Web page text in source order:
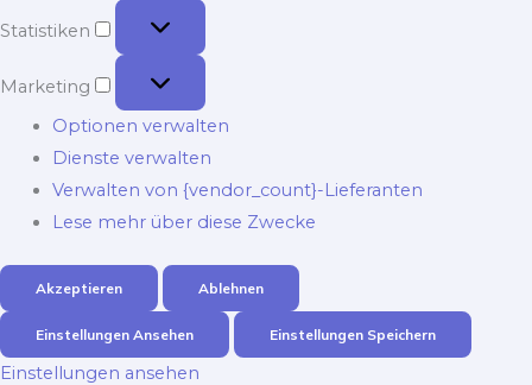
Statistiken
Statistiken
Marketing
Marketing
Optionen verwalten
Dienste verwalten
Verwalten von {vendor_count}-Lieferanten
Lese mehr über diese Zwecke
Akzeptieren Ablehnen
Einstellungen Ansehen Einstellungen Speichern
Einstellungen ansehen